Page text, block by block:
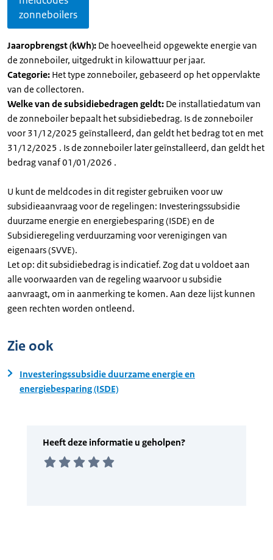
zonneboilers
Jaaropbrengst (kWh): De hoeveelheid opgewekte energie van
de zonneboiler, uitgedrukt in kilowattuur per jaar.
Categorie: Het type zonneboiler, gebaseerd op het oppervlakte
van de collectoren.
Welke van de subsidiebedragen geldt: De installatiedatum van
de zonneboiler bepaalt het subsidiebedrag. Is de zonneboiler
voor 31/12/2025 geïnstalleerd, dan geldt het bedrag tot en met
31/12/2025 . Is de zonneboiler later geïnstalleerd, dan geldt het
bedrag vanaf 01/01/2026 .
U kunt de meldcodes in dit register gebruiken voor uw
subsidieaanvraag voor de regelingen: Investeringssubsidie
duurzame energie en energiebesparing (ISDE) en de
Subsidieregeling verduurzaming voor verenigingen van
eigenaars (SVVE).
Let op: dit subsidiebedrag is indicatief. Zog dat u voldoet aan
alle voorwaarden van de regeling waarvoor u subsidie
aanvraagt, om in aanmerking te komen. Aan deze lijst kunnen
geen rechten worden ontleend.
Zie ook
Investeringssubsidie duurzame energie en
energiebesparing (ISDE)